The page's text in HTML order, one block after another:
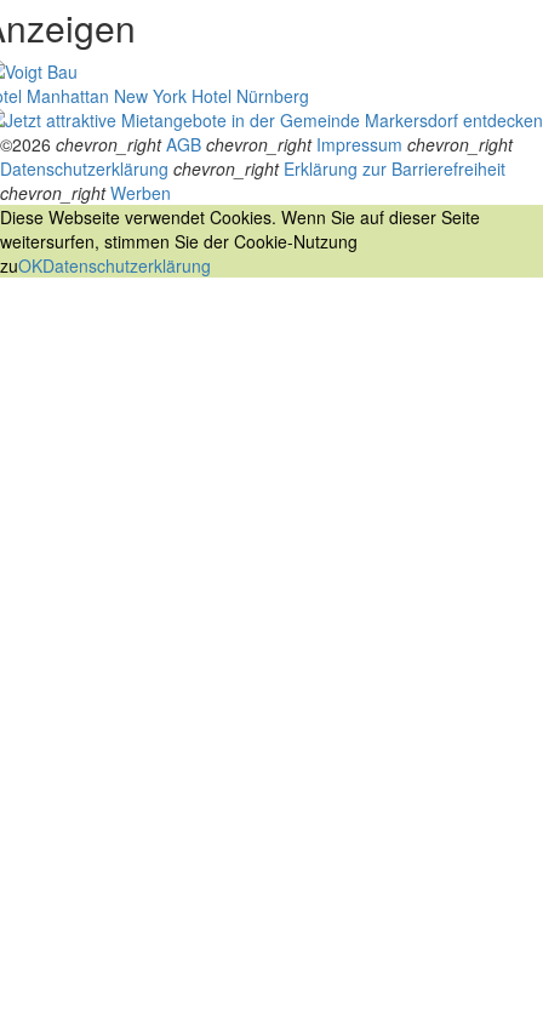
Manhattan New York Hotel Nürnberg
©2026 chevron_right AGB chevron_right Impressum chevron_right
Datenschutzerklärung chevron_right Erklärung zur Barrierefreiheit
chevron_right Werben
Diese Webseite verwendet Cookies. Wenn Sie auf dieser Seite
weitersurfen, stimmen Sie der Cookie-Nutzung
zuOKDatenschutzerklärung